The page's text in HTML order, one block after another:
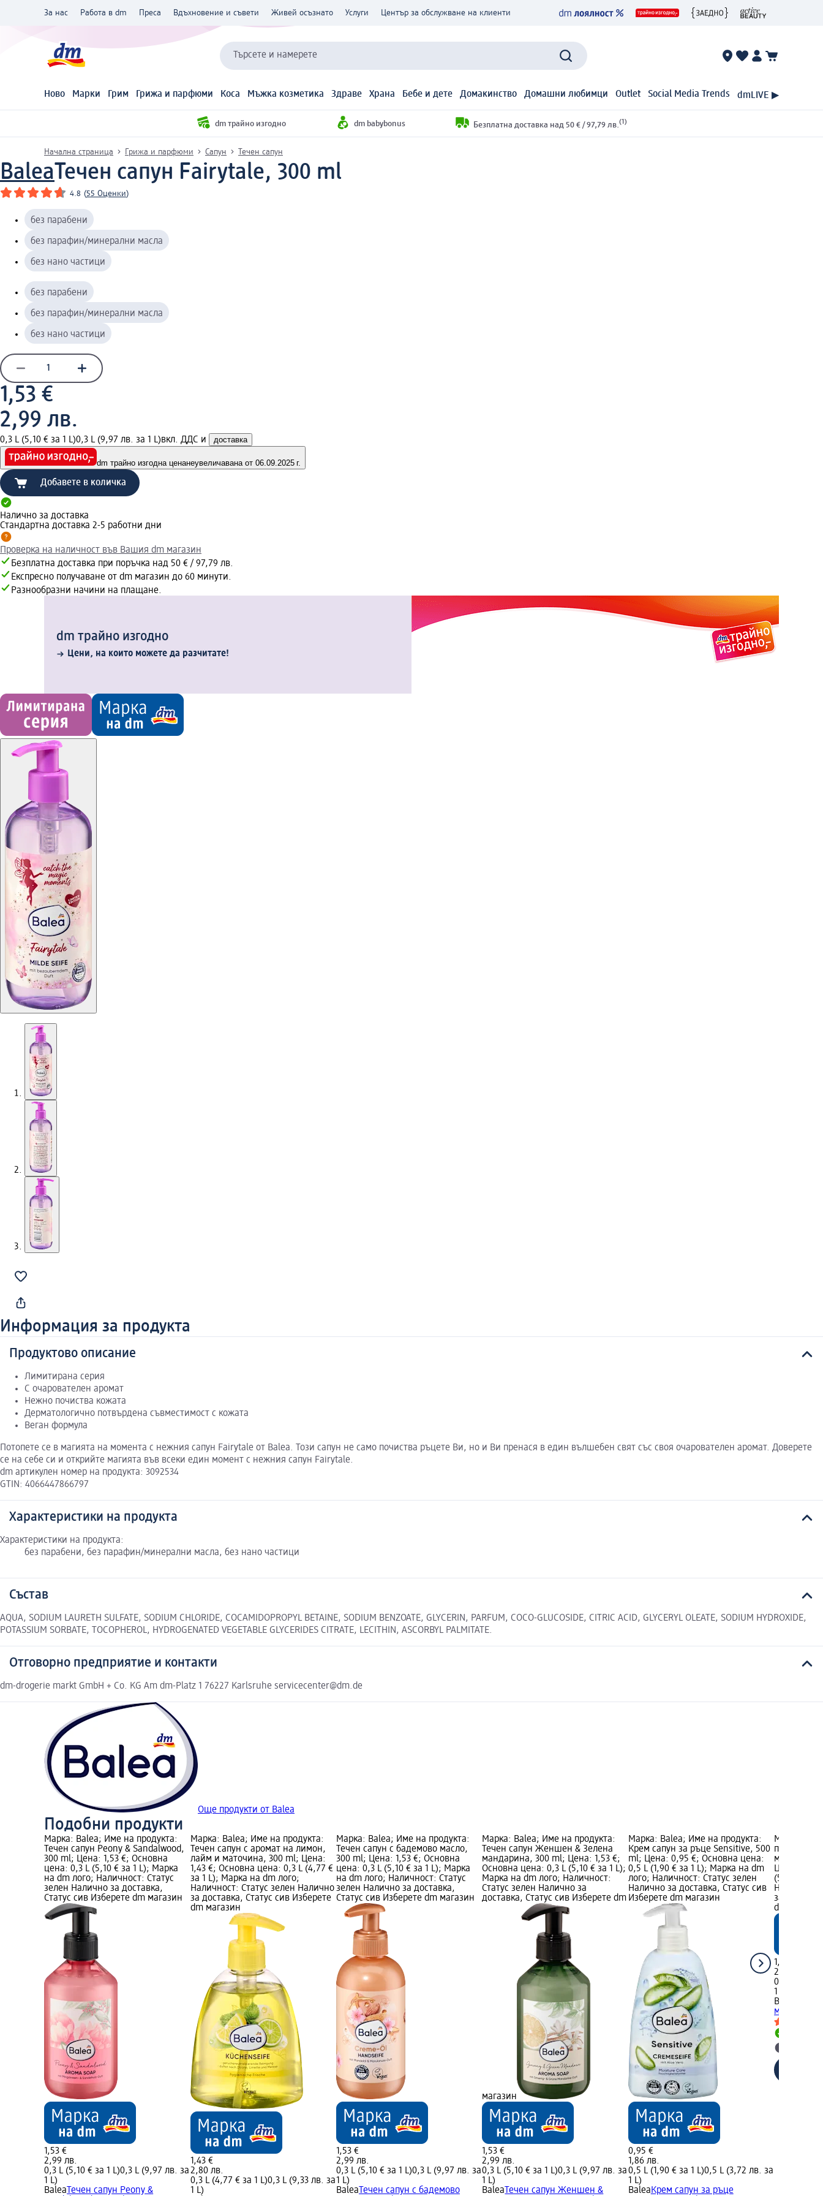
За нас Работа в dm Преса Вдъхновение и съвети Живей осъзнато Услуги Център за обслужване на клиенти
Търсете и намерете
Ново Марки Грим Грижа и парфюми Коса Мъжка козметика Здраве Храна Бебе и дете Домакинство Домашни любимци Outlet Social Media Trends dmLIVE ▶
dm трайно изгодно dm babybonus Безплатна доставка над 50 € / 97,79 лв. (1)
Начална страница Грижа и парфюми Сапун Течен сапун
BaleaТечен сапун Fairytale, 300 ml
4.8 (55 Оценки)
без парабени
без парафин/минерални масла
без нано частици
без парабени
без парафин/минерални масла
без нано частици
1,53 €
2,99 лв.
0,3 L (5,10 € за 1 L)0,3 L (9,97 лв. за 1 L)вкл. ДДС и доставка
dm трайно изгодна ценанеувеличавана от 06.09.2025 г.
Добавете в количка
Налично за доставка
Стандартна доставка 2-5 работни дни
Проверка на наличност във Вашия dm магазин
Безплатна доставка при поръчка над 50 € / 97,79 лв.
Експресно получаване от dm магазин до 60 минути.
Разнообразни начини на плащане.
dm трайно изгодно
Цени, на които можете да разчитате!
Информация за продукта
Продуктово описание
Лимитирана серия
С очарователен аромат
Нежно почиства кожата
Дерматологично потвърдена съвместимост с кожата
Веган формула
Потопете се в магията на момента с нежния сапун Fairytale от Balea. Този сапун не само почиства ръцете Ви, но и Ви пренася в един вълшебен свят със своя очарователен аромат. Доверете
се на себе си и открийте магията във всеки един момент с нежния сапун Fairytale.
dm артикулен номер на продукта: 3092534
GTIN: 4066447866797
Характеристики на продукта
Характеристики на продукта:
без парабени, без парафин/минерални масла, без нано частици
Състав
AQUA, SODIUM LAURETH SULFATE, SODIUM CHLORIDE, COCAMIDOPROPYL BETAINE, SODIUM BENZOATE, GLYCERIN, PARFUM, COCO-GLUCOSIDE, CITRIC ACID, GLYCERYL OLEATE, SODIUM HYDROXIDE,
POTASSIUM SORBATE, TOCOPHEROL, HYDROGENATED VEGETABLE GLYCERIDES CITRATE, LECITHIN, ASCORBYL PALMITATE.
Отговорно предприятие и контакти
dm-drogerie markt GmbH + Co. KG Am dm-Platz 1 76227 Karlsruhe servicecenter@dm.de
Още продукти от Balea
Подобни продукти
Марка: Balea; Име на продукта:
Течен сапун Peony & Sandalwood,
300 ml; Цена: 1,53 €; Основна
цена: 0,3 L (5,10 € за 1 L); Марка
на dm лого; Наличност: Статус
зелен Налично за доставка,
Статус сив Изберете dm магазин
1,53 €
2,99 лв.
0,3 L (5,10 € за 1 L)0,3 L (9,97 лв. за
1 L)
Balea Течен сапун Peony &
Марка: Balea; Име на продукта:
Течен сапун с аромат на лимон,
лайм и маточина, 300 ml; Цена:
1,43 €; Основна цена: 0,3 L (4,77 €
за 1 L); Марка на dm лого;
Наличност: Статус зелен Налично
за доставка, Статус сив Изберете
dm магазин
1,43 €
2,80 лв.
0,3 L (4,77 € за 1 L)0,3 L (9,33 лв. за
1 L)
Марка: Balea; Име на продукта:
Течен сапун с бадемово масло,
300 ml; Цена: 1,53 €; Основна
цена: 0,3 L (5,10 € за 1 L); Марка
на dm лого; Наличност: Статус
зелен Налично за доставка,
Статус сив Изберете dm магазин
1,53 €
2,99 лв.
0,3 L (5,10 € за 1 L)0,3 L (9,97 лв. за
1 L)
Balea Течен сапун с бадемово
Марка: Balea; Име на продукта:
Течен сапун Женшен & Зелена
мандарина, 300 ml; Цена: 1,53 €;
Основна цена: 0,3 L (5,10 € за 1 L);
Марка на dm лого; Наличност:
Статус зелен Налично за
доставка, Статус сив Изберете dm
магазин
1,53 €
2,99 лв.
0,3 L (5,10 € за 1 L)0,3 L (9,97 лв. за
1 L)
Balea Течен сапун Женшен &
Марка: Balea; Име на продукта:
Крем сапун за ръце Sensitive, 500
ml; Цена: 0,95 €; Основна цена:
0,5 L (1,90 € за 1 L); Марка на dm
лого; Наличност: Статус зелен
Налично за доставка, Статус сив
Изберете dm магазин
0,95 €
1,86 лв.
0,5 L (1,90 € за 1 L)0,5 L (3,72 лв. за
1 L)
BaleaКрем сапун за ръце
Марка:
продукта:
миене
Цена: 1,53
(5,10 € за
за
dm
1,53 €
2,99 лв.
0,3 L (5,10
1 L)
Balea med
миене